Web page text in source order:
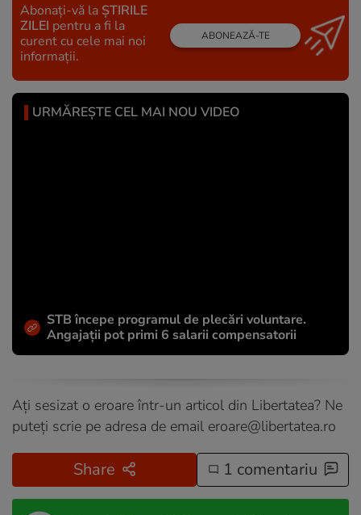
Abonați-vă la ȘTIRILE
ZILEI pentru a fi la
curent cu cele mai noi
informații.
ABONEAZĂ-TE
URMĂREȘTE CEL MAI NOU VIDEO
STB începe programul de plecări voluntare.
Angajații pot primi 6 salarii compensatorii
Ați sesizat o eroare într-un articol din Libertatea? Ne
puteți scrie pe adresa de email eroare@libertatea.ro
Share 1 comentariu